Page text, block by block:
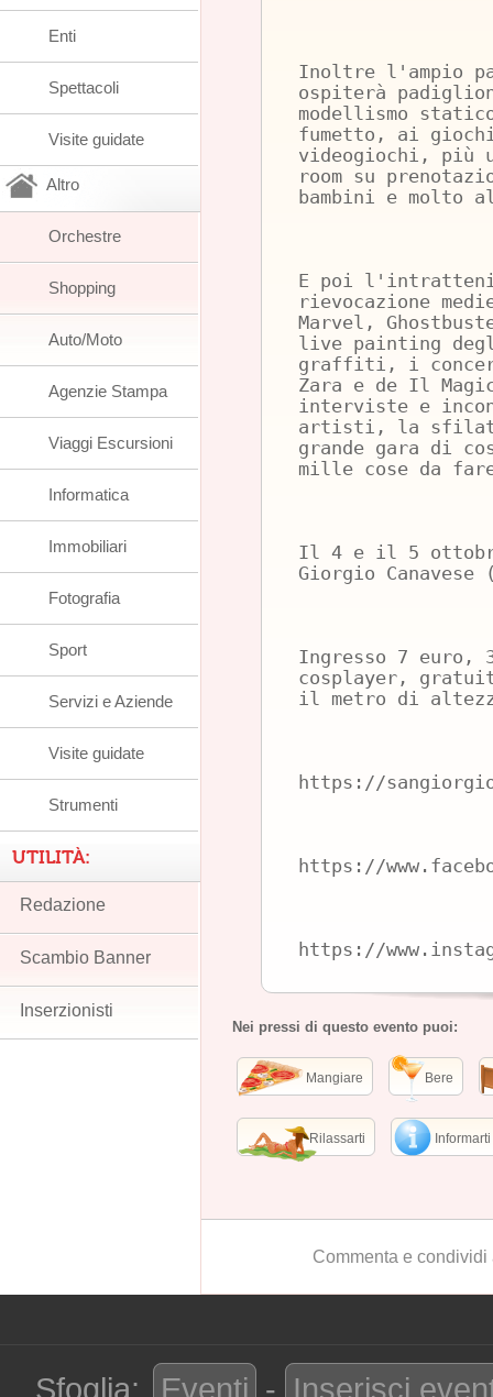
Inoltre l'ampio
ospiterà
modellismo
fumetto, ai
videogiochi, più
room su
bambini e molto
E poi
rievocazione
Marvel,
live painting
graffiti, i
Zara e de Il
interviste e
artisti, la sfilata
grande gara di
mille cose da
Il 4 e il 5
Giorgio Canavese
Ingresso 7 euro,
cosplayer,
il metro di
https://
https://
https://
Nei pressi di questo evento puoi:
Mangiare Bere
Rilassarti Informarti
Commenta e
Enti
Spettacoli
Visite guidate
Altro
Orchestre
Shopping
Auto/Moto
Agenzie Stampa
Viaggi Escursioni
Informatica
Immobiliari
Fotografia
Sport
Servizi e Aziende
Visite guidate
Strumenti
UTILITÀ:
Redazione
Scambio Banner
Inserzionisti
Sfoglia: Eventi - Inserisci